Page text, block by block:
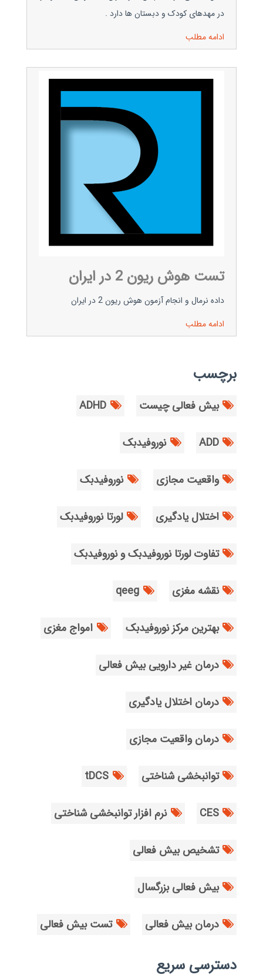
در مهدهای کودک و دبستان ها دارد .
ادامه مطلب
تست هوش ریون 2 در ایران
داده نرمال و انجام آزمون هوش ریون 2 در ایران
ادامه مطلب
برچسب
بیش فعالی چیست ADHD
ADD نوروفیدبک
واقعیت مجازی نوروفیدبک
اختلال یادگیری لورتا نوروفیدبک
تفاوت لورتا نوروفیدبک و نوروفیدبک
نقشه مغزی qeeg
بهترین مرکز نوروفیدبک امواج مغزی
درمان غیر دارویی بیش فعالی
درمان اختلال یادگیری
درمان واقعیت مجازی
توانبخشی شناختی tDCS
CES نرم افزار توانبخشی شناختی
تشخیص بیش فعالی
بیش فعالی بزرگسال
درمان بیش فعالی تست بیش فعالی
دسترسی سریع